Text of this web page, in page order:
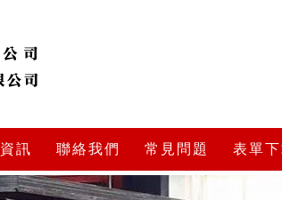
訊 聯絡我們 常見問題 表單